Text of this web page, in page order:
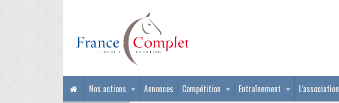
Nos actions Annonces Compétition Entraînement
L’association
La journée du complet & le derby cross indoor